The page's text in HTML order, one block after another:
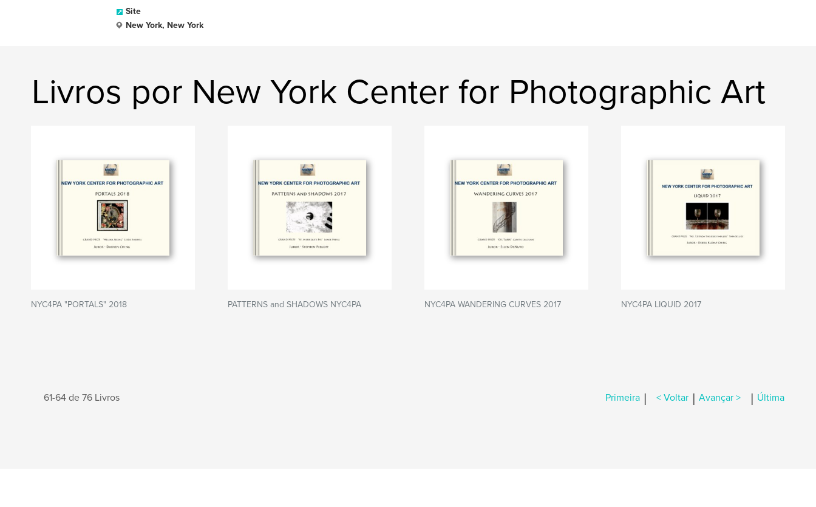
Site
New York, New York
Livros por New York Center for Photographic Art
NYC4PA "PORTALS" 2018 PATTERNS and SHADOWS NYC4PA NYC4PA WANDERING CURVES 2017 NYC4PA LIQUID 2017
61-64 de 76 Livros Primeira | < Voltar | Avançar > | Última